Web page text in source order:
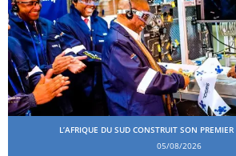
L’AFRIQUE DU SUD CONSTRUIT SON PREMIER
05/08/2026